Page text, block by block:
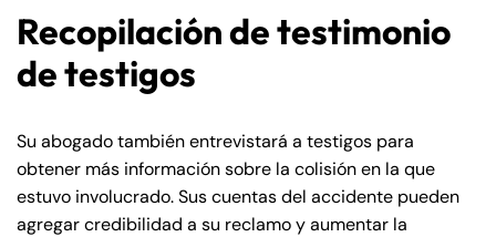
Recopilación de testimonio
de testigos
Su abogado también entrevistará a testigos para
obtener más información sobre la colisión en la que
estuvo involucrado. Sus cuentas del accidente pueden
agregar credibilidad a su reclamo y aumentar la